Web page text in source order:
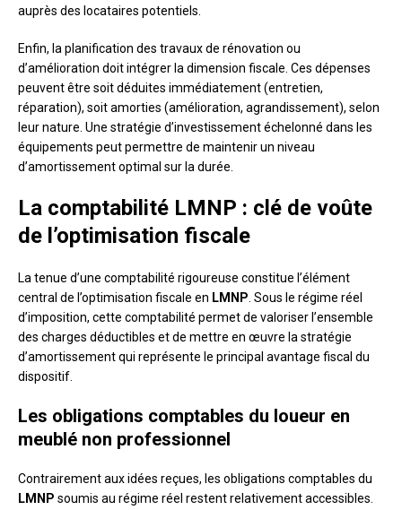
auprès des locataires potentiels.
Enfin, la planification des travaux de rénovation ou
d’amélioration doit intégrer la dimension fiscale. Ces dépenses
peuvent être soit déduites immédiatement (entretien,
réparation), soit amorties (amélioration, agrandissement), selon
leur nature. Une stratégie d’investissement échelonné dans les
équipements peut permettre de maintenir un niveau
d’amortissement optimal sur la durée.
La comptabilité LMNP : clé de voûte
de l’optimisation fiscale
La tenue d’une comptabilité rigoureuse constitue l’élément
central de l’optimisation fiscale en LMNP . Sous le régime réel
d’imposition, cette comptabilité permet de valoriser l’ensemble
des charges déductibles et de mettre en œuvre la stratégie
d’amortissement qui représente le principal avantage fiscal du
dispositif.
Les obligations comptables du loueur en
meublé non professionnel
Contrairement aux idées reçues, les obligations comptables du
LMNP soumis au régime réel restent relativement accessibles.